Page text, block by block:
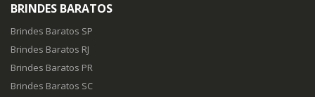
BRINDES BARATOS
Brindes Baratos SP
Brindes Baratos RJ
Brindes Baratos PR
Brindes Baratos SC